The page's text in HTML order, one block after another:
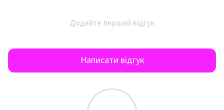
Додайте перший відгук
Написати відгук